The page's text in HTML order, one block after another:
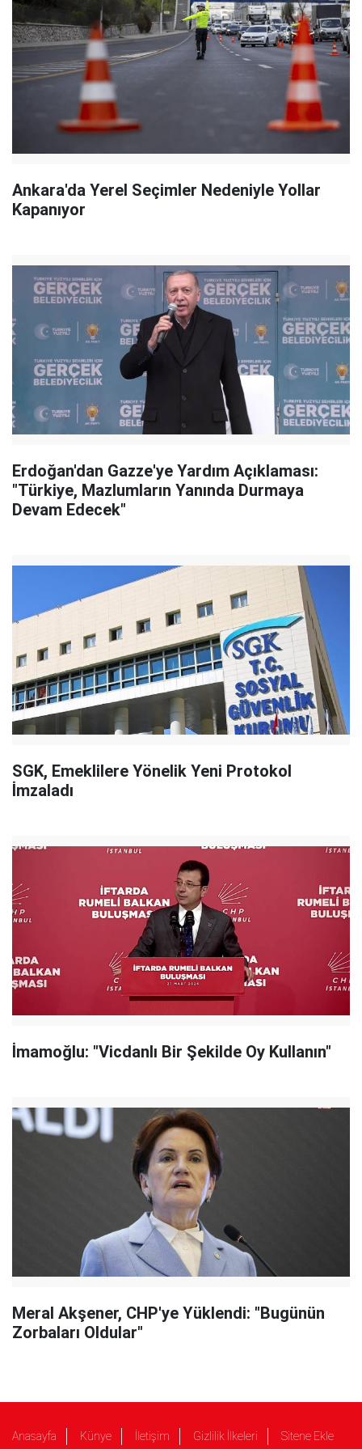
Ankara'da Yerel Seçimler Nedeniyle Yollar
Kapanıyor
Erdoğan'dan Gazze'ye Yardım Açıklaması:
"Türkiye, Mazlumların Yanında Durmaya
Devam Edecek"
SGK, Emeklilere Yönelik Yeni Protokol
İmzaladı
İmamoğlu: "Vicdanlı Bir Şekilde Oy Kullanın"
Meral Akşener, CHP'ye Yüklendi: "Bugünün
Zorbaları Oldular"
Anasayfa Künye İletişim Gizlilik İlkeleri Sitene Ekle